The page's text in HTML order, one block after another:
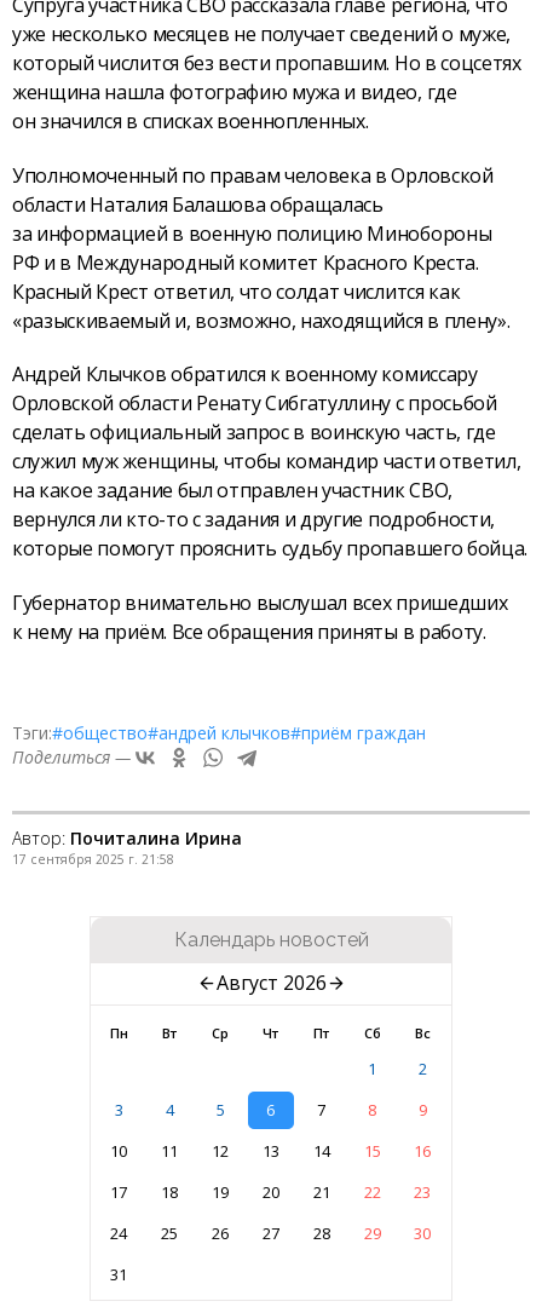
уже несколько месяцев не получает сведений о муже,
который числится без вести пропавшим. Но в соцсетях
женщина нашла фотографию мужа и видео, где
он значился в списках военнопленных.
Уполномоченный по правам человека в Орловской
области Наталия Балашова обращалась
за информацией в военную полицию Минобороны
РФ и в Международный комитет Красного Креста.
Красный Крест ответил, что солдат числится как
«разыскиваемый и, возможно, находящийся в плену».
Андрей Клычков обратился к военному комиссару
Орловской области Ренату Сибгатуллину с просьбой
сделать официальный запрос в воинскую часть, где
служил муж женщины, чтобы командир части ответил,
на какое задание был отправлен участник СВО,
вернулся ли кто-то с задания и другие подробности,
которые помогут прояснить судьбу пропавшего бойца.
Губернатор внимательно выслушал всех пришедших
к нему на приём. Все обращения приняты в работу.
Тэги:#общество#андрей клычков#приём граждан
Поделиться —
Автор: Почиталина Ирина
17 сентября 2025 г. 21:58
Календарь новостей
Август 2026
Пн Вт Ср Чт Пт Сб Вс
1
2
3
4 5 6 7 8
9
10
11 12 13 14 15
16
17
18 19 20 21 22
23
24
25 26 27 28 29
30
31